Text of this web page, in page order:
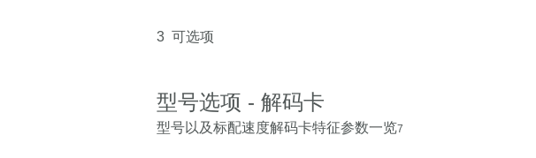
3 可选项
型号选项 - 解码卡
型号以及标配速度解码卡特征参数一览7